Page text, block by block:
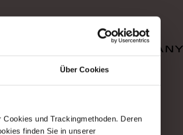
Über Cookies
und Trackingmethoden. Deren
finden Sie in unserer
falcon company